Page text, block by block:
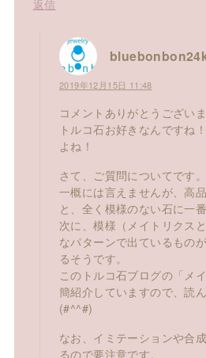
2019年12月15日 11:48
コメントありがとうござい
トルコ石お好きなんですね
よね！
さて、ご質問についてです。
一概には言えませんが、高
と、全く模様のない石に一
次に、模様（メイトリクス
なパターンで出ているもの
るそうです。
このトルコ石ブログの「メ
簡紹介していますので、読
(#^^#)
なお、イミテーションや合
るので要注意です。